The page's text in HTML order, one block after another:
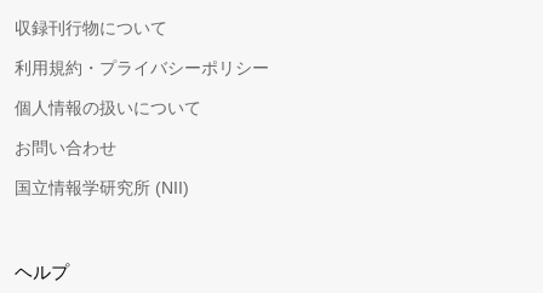
収録刊行物について
利用規約・プライバシーポリシー
個人情報の扱いについて
お問い合わせ
国立情報学研究所 (NII)
ヘルプ